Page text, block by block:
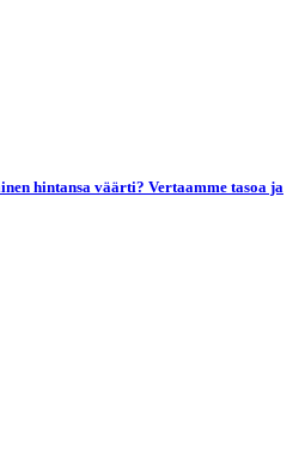
hintansa väärti? Vertaamme tasoa ja